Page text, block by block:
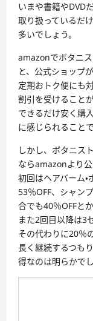
いまや書籍やDVD
取り扱っているだ
多いでしょう。
amazonでボタニ
と、公式ショップ
定期おトク便にも
割引を受けること
できるだけ安く購
に感じられることで
しかし、ボタニス
ならamazonより公
初回はヘアバーム
53％OFF、シャン
合でも40％OFFと
また2回目以降は3
その代わりに20％
長く継続するつも
得なのは明らかでし